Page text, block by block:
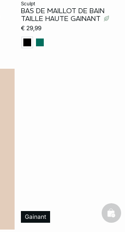
sculpt
BAS DE MAILLOT DE BAIN
TAILLE HAUTE GAINANT
€ 29,99
Gainant